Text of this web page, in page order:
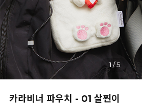
1/5
카라비너 파우치 - 01 살찐이